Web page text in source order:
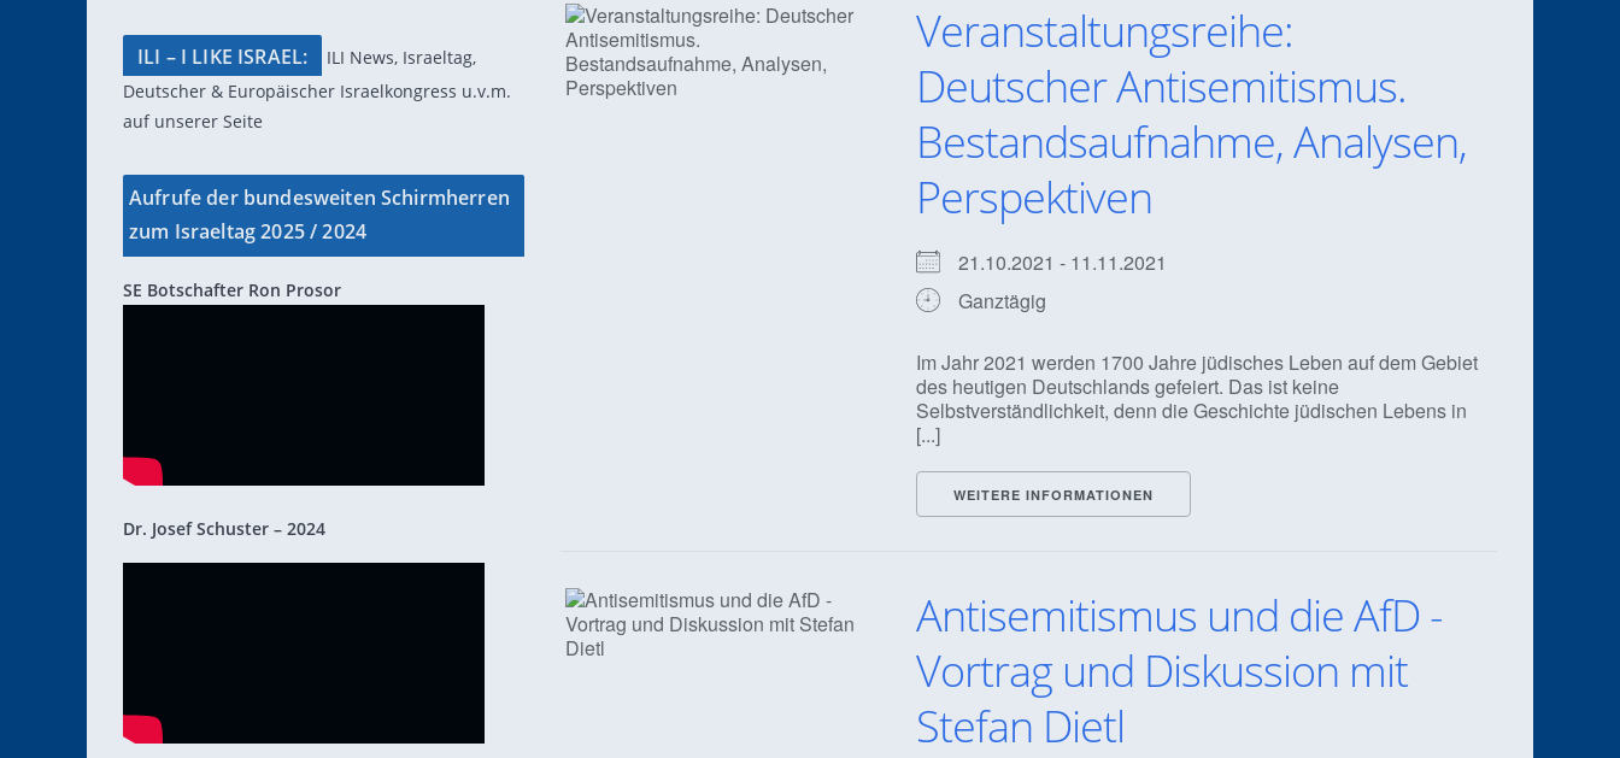
Veranstaltungsreihe:
Deutscher Antisemitismus.
Bestandsaufnahme, Analysen,
Perspektiven
21.10.2021 - 11.11.2021
Ganztägig
Im Jahr 2021 werden 1700 Jahre jüdisches Leben auf dem Gebiet
des heutigen Deutschlands gefeiert. Das ist keine
Selbstverständlichkeit, denn die Geschichte jüdischen Lebens in
[...]
WEITERE INFORMATIONEN
Antisemitismus und die AfD -
Vortrag und Diskussion mit
Stefan Dietl
ILI – I LIKE ISRAEL:
ILI News, Israeltag,
Deutscher & Europäischer Israelkongress u.v.m.
auf unserer Seite
Aufrufe der bundesweiten Schirmherren
zum Israeltag 2025 / 2024
SE Botschafter Ron Prosor
Dr. Josef Schuster – 2024